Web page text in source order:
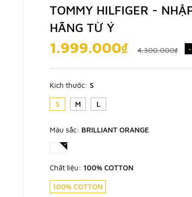
TOMMY HILFIGER -
HÃNG TỪ Ý
1.999.000₫ 4.300.000₫
Kích thước: S
S M L
Màu sắc: BRILLIANT ORANGE
Chất liệu: 100% COTTON
100% COTTON